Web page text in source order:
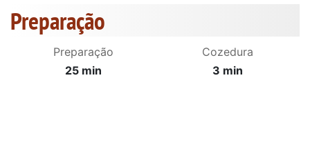
Preparação
Preparação
25 min
Cozedura
3 min